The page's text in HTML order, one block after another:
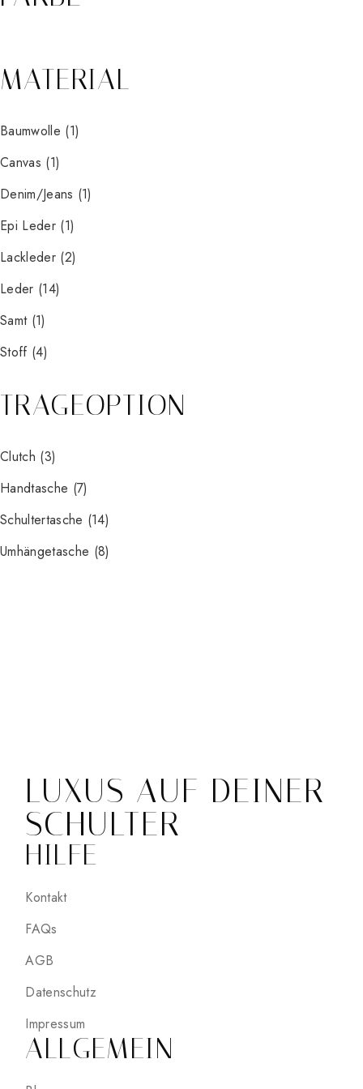
MATERIAL
Baumwolle (1)
Canvas (1)
Denim/Jeans (1)
Epi Leder (1)
Lackleder (2)
Leder (14)
Samt (1)
Stoff (4)
TRAGEOPTION
Clutch (3)
Handtasche (7)
Schultertasche (14)
Umhängetasche (8)
LUXUS AUF DEINER
SCHULTER
HILFE
Kontakt
FAQs
AGB
Datenschutz
Impressum
ALLGEMEIN